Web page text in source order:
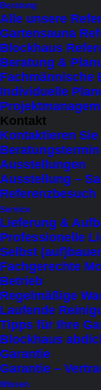
Beratung
Alle unsere
Gartensauna
Blockhaus
Beratung &
Fachmännische
Individuelle
Kontakt
Kontaktieren
Ausstellungen
Ausstellung –
Referenzbesuch
Service
Lieferung &
Professionelle
Selbst
Fachgerechte
Betrieb
Regelmäßige
Laufende
Tipps für Ihre
Blockhaus
Garantie
Garantie –
Wissen
Basispreis
Lieferzeit: 2 - 3
Auf
Wählen Sie
Möglichkeiten:
Türposition
Rechts
Links
Von vor der